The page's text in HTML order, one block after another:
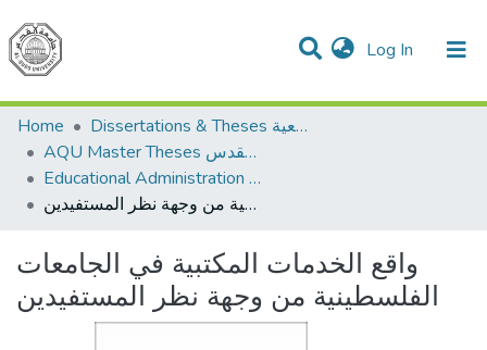
Log In (current)
Communities & Collections
All of DSpace
Home
Dissertations & Theses الرسائل الجامعية
AQU Master Theses الرسائل الجامعية الخاصة بجامعة القدس
Educational Administration الادارة التربوية
واقع الخدمات المكتبية في الجامعات الفلسطينية من وجهة نظر المستفيدين
واقع الخدمات المكتبية في الجامعات
الفلسطينية من وجهة نظر المستفيدين